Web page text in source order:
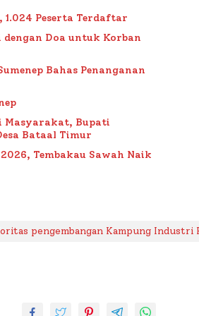
1.024 Peserta Terdaftar
dengan Doa untuk Korban
Bahas Penanganan
Masyarakat, Bupati
Bataal Timur
Tembakau Sawah Naik
pengembangan Kampung Industri